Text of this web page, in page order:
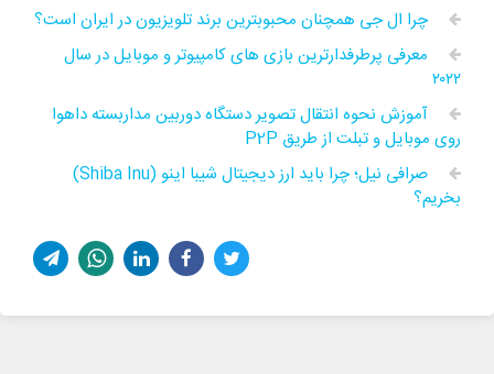
چرا ال جی همچنان محبوبترین برند تلویزیون در ایران است؟
معرفی پرطرفدارترین بازی های کامپیوتر و موبایل در سال
۲۰۲۲
آموزش نحوه انتقال تصویر دستگاه دوربین مداربسته داهوا
روی موبایل و تبلت از طریق P2P
صرافی نیل؛ چرا باید ارز دیجیتال شیبا اینو (Shiba Inu)
بخریم؟